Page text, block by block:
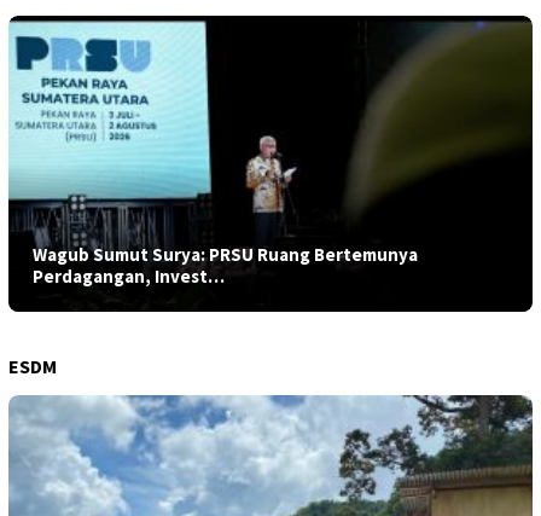
Wagub Sumut Surya: PRSU Ruang Bertemunya
Perdagangan, Invest…
ESDM